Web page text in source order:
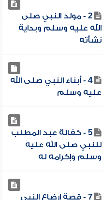
2 - مولد النبي صلى
الله عليه وسلم وبداية
نشأته
4 - أبناء النبي صلى الله
عليه وسلم
5 - كفالة عبد المطلب
للنبي صلى الله عليه
وسلم وإكرامه له
7 - قصة إرضاع النبي